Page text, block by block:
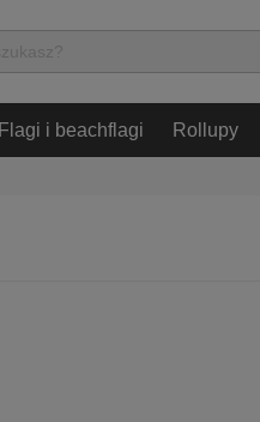
Flagi i beachflagi Rollupy